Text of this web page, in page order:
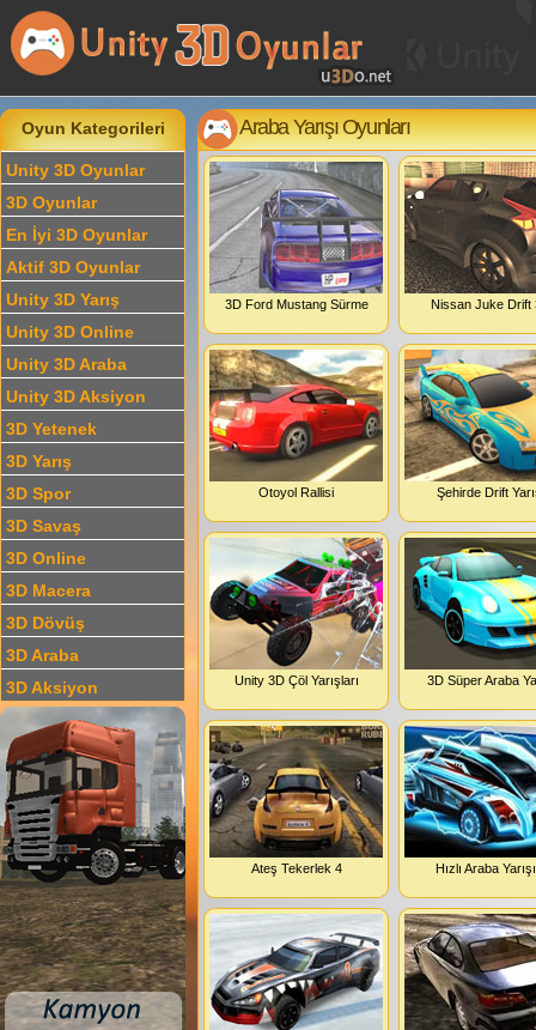
Oyun Kategorileri
Unity 3D Oyunlar
3D Oyunlar
En İyi 3D Oyunlar
Aktif 3D Oyunlar
Unity 3D Yarış
Unity 3D Online
Unity 3D Araba
Unity 3D Aksiyon
3D Yetenek
3D Yarış
3D Spor
3D Savaş
3D Online
3D Macera
3D Dövüş
3D Araba
3D Aksiyon
Araba Yarışı Oyunları
3D Ford Mustang Sürme Nissan Juke Drift
Otoyol Rallisi Şehirde Drift
Unity 3D Çöl Yarışları 3D Süper Araba
Ateş Tekerlek 4 Hızlı Araba